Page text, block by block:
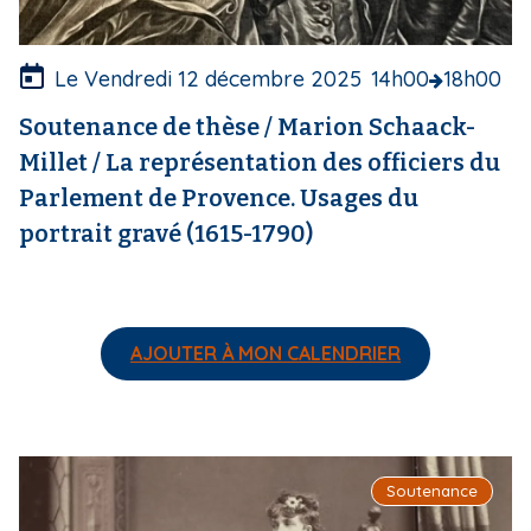
u
r
e
Le Vendredi 12 décembre 2025 14h00 18h00
Soutenance de thèse / Marion Schaack-
Millet / La représentation des officiers du
Parlement de Provence. Usages du
portrait gravé (1615-1790)
AJOUTER À MON CALENDRIER
Soutenance